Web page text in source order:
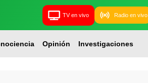
TV en vivo Radio en vivo
Opinión Investigaciones